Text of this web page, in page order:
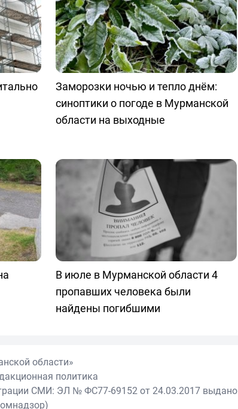
Заморозки ночью и тепло днём:
синоптики о погоде в Мурманской
области на выходные
В июле в Мурманской области 4
пропавших человека были
найдены погибшими
области»
политика
СМИ: ЭЛ № ФС77-69152 от 24.03.2017